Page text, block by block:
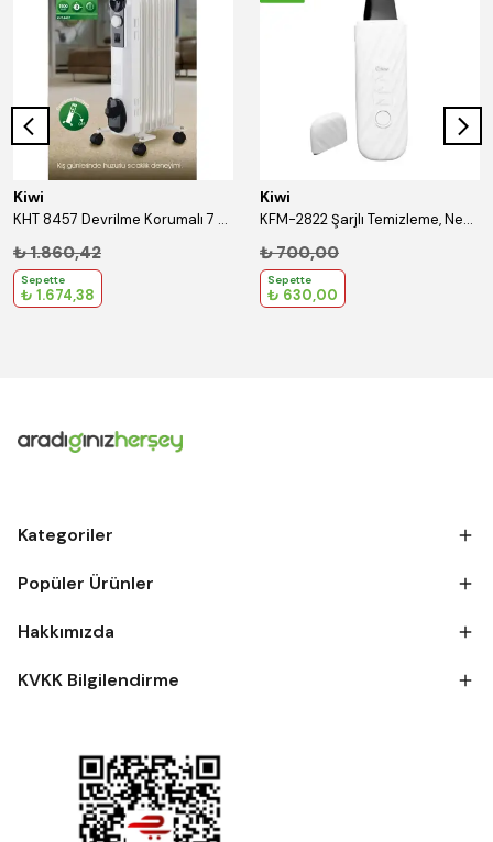
Kiwi
KHT 8457 Devrilme Korumalı 7 Bölmeli Yağlı Radyatör Beyaz
₺ 1.860,42
Sepette
₺ 1.674,38
Kiwi
KFM-2822 Şarjlı Temizleme, Nemlendirme ve Gerdirme Etkili Cilt Temizleyici
₺ 700,00
Sepette
₺ 630,00
Kategoriler
Popüler Ürünler
Hakkımızda
KVKK Bilgilendirme